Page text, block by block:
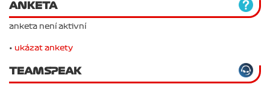
ANKETA
anketa není aktivní
• ukázat ankety
TEAMSPEAK